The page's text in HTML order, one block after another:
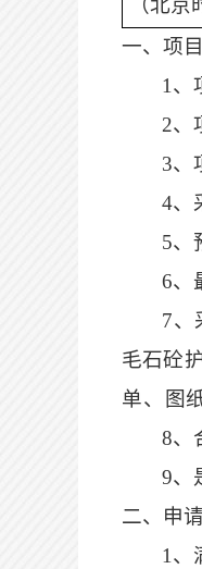
一、项
1、
2、
3、
4、
5、
6、
7、
毛石砼
单、图
8、
9、
二、申
1、